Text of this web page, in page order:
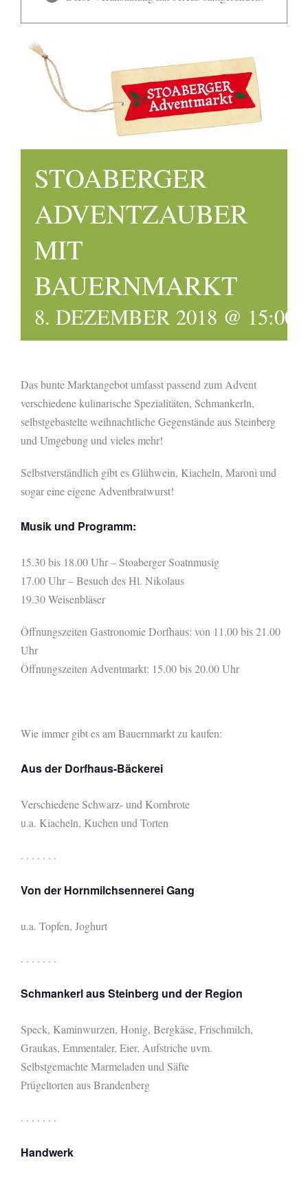
STOABERGER
ADVENTZAUBER
MIT
BAUERNMARKT
8. DEZEMBER 2018 @ 15:00
Das bunte Marktangebot umfasst passend zum Advent
verschiedene kulinarische Spezialitäten, Schmankerln,
selbstgebastelte weihnachtliche Gegenstände aus Steinberg
und Umgebung und vieles mehr!
Selbstverständlich gibt es Glühwein, Kiacheln, Maroni und
sogar eine eigene Adventbratwurst!
Musik und Programm:
15.30 bis 18.00 Uhr – Stoaberger Soatnmusig
17.00 Uhr – Besuch des Hl. Nikolaus
19.30 Weisenbläser
Öffnungszeiten Gastronomie Dorfhaus: von 11.00 bis 21.00
Uhr
Öffnungszeiten Adventmarkt: 15.00 bis 20.00 Uhr
Wie immer gibt es am Bauernmarkt zu kaufen:
Aus der Dorfhaus-Bäckerei
Verschiedene Schwarz- und Kornbrote
u.a. Kiacheln, Kuchen und Torten
. . . . . . .
Von der Hornmilchsennerei Gang
u.a. Topfen, Joghurt
. . . . . . .
Schmankerl aus Steinberg und der Region
Speck, Kaminwurzen, Honig, Bergkäse, Frischmilch,
Graukas, Emmentaler, Eier, Aufstriche uvm.
Selbstgemachte Marmeladen und Säfte
Prügeltorten aus Brandenberg
. . . . . . .
Handwerk